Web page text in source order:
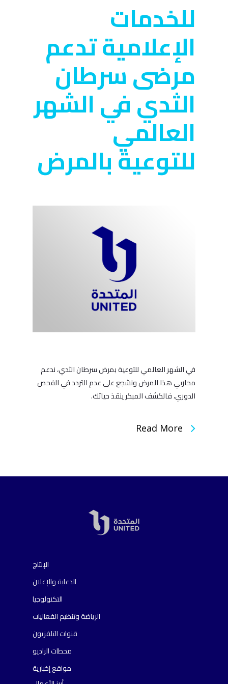
للخدمات
الإعلامية تدعم
مرضى سرطان
الثدي في الشهر
العالمي
للتوعية بالمرض
في الشهر العالمي للتوعية بمرض سرطان الثدي، ندعم
محاربي هذا المرض ونشجع على عدم التردد في الفحص
الدوري، فالكشف المبكر ينقذ حياتك.
Read More
الإنتاج
الدعاية والإعلان
التكنولوجيا
الرياضة وتنظيم الفعاليات
قنوات التلفزيون
محطات الراديو
مواقع إخبارية